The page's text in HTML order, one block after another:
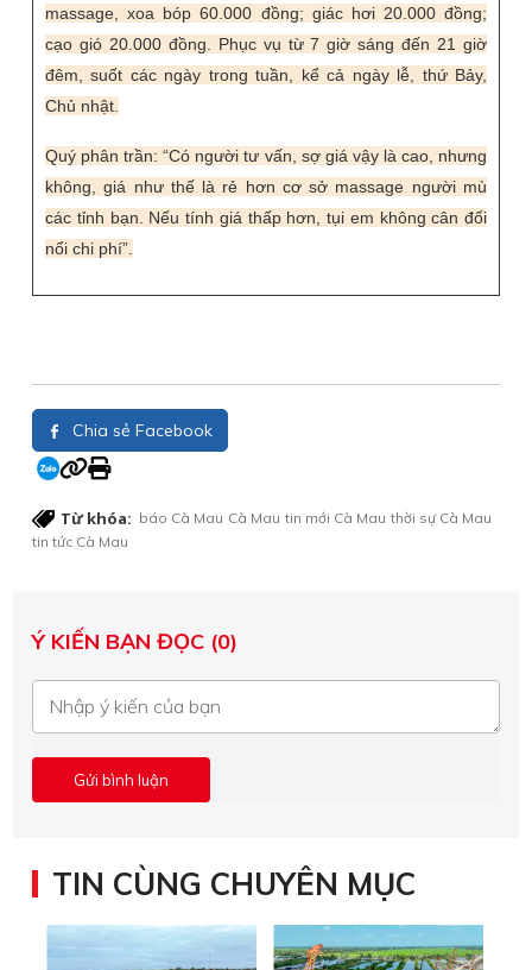
massage, xoa bóp 60.000 đồng; giác hơi 20.000 đồng;
cạo gió 20.000 đồng. Phục vụ từ 7 giờ sáng đến 21 giờ
đêm, suốt các ngày trong tuần, kể cả ngày lễ, thứ Bảy,
Chủ nhật.
Quý phân trần: “Có người tư vấn, sợ giá vậy là cao, nhưng
không, giá như thế là rẻ hơn cơ sở massage người mù
các tỉnh bạn. Nếu tính giá thấp hơn, tụi em không cân đối
nổi chi phí”.
Chia sẻ Facebook
Từ khóa: báo Cà Mau Cà Mau tin mới Cà Mau thời sự Cà Mau
tin tức Cà Mau
Ý KIẾN BẠN ĐỌC (0)
TIN CÙNG CHUYÊN MỤC